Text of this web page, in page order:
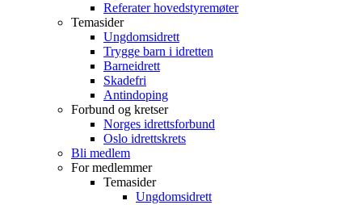
Referater hovedstyremøter
Temasider
Ungdomsidrett
Trygge barn i idretten
Barneidrett
Skadefri
Antindoping
Forbund og kretser
Norges idrettsforbund
Oslo idrettskrets
Bli medlem
For medlemmer
Temasider
Ungdomsidrett